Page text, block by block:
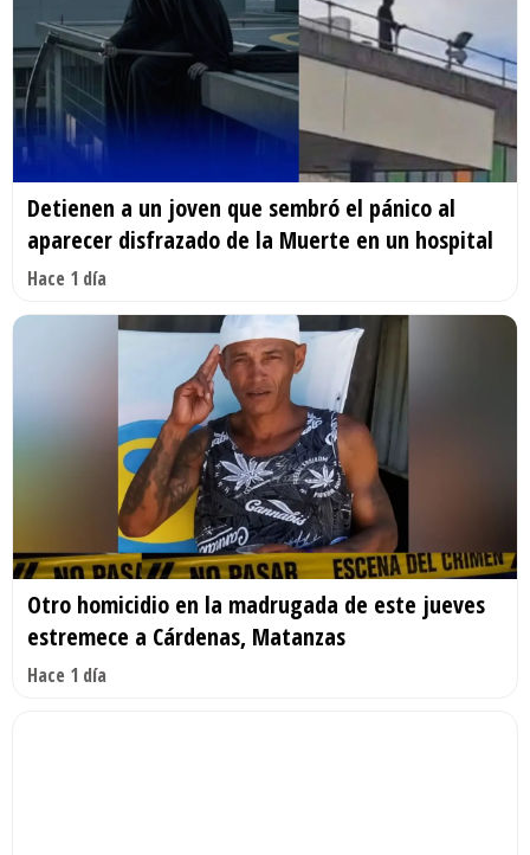
Detienen a un joven que sembró el pánico al
aparecer disfrazado de la Muerte en un hospital
Hace 1 día
Otro homicidio en la madrugada de este jueves
estremece a Cárdenas, Matanzas
Hace 1 día